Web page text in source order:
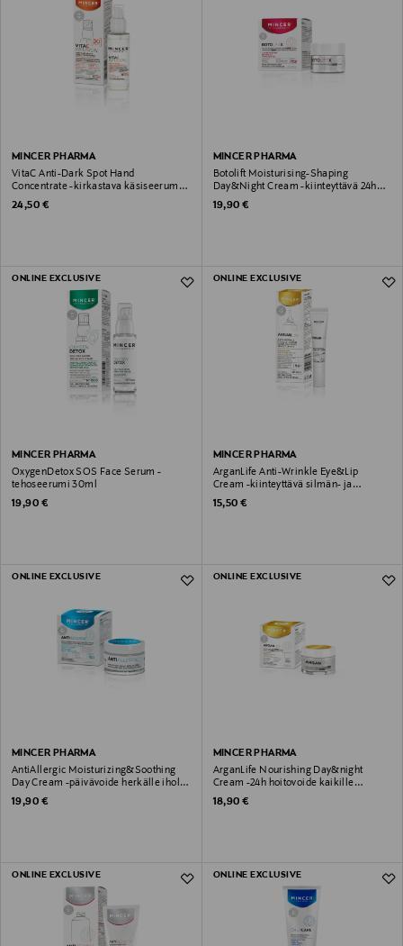
MINCER PHARMA
VitaC Anti-Dark Spot Hand
Concentrate -kirkastava käsiseerumi
30ml
Original Price
24,50 €
MINCER PHARMA
Botolift Moisturising-Shaping
Day&Night Cream -kiinteyttävä 24h
kosteusvoide 50ml
Original Price
19,90 €
ONLINE EXCLUSIVE
MINCER PHARMA
OxygenDetox SOS Face Serum -
tehoseerumi 30ml
Original Price
19,90 €
ONLINE EXCLUSIVE
MINCER PHARMA
ArganLife Anti-Wrinkle Eye&Lip
Cream -kiinteyttävä silmän- ja
huultenympärysvoide 15ml
Original Price
15,50 €
ONLINE EXCLUSIVE
MINCER PHARMA
AntiAllergic Moisturizing&Soothing
Day Cream -päivävoide herkälle iholle
50ml
Original Price
19,90 €
ONLINE EXCLUSIVE
MINCER PHARMA
ArganLife Nourishing Day&night
Cream -24h hoitovoide kaikille
ihotyypeille 50ml
Original Price
18,90 €
ONLINE EXCLUSIVE ONLINE EXCLUSIVE